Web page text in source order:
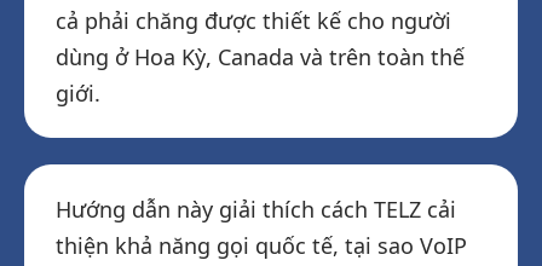
cả phải chăng được thiết kế cho người
dùng ở Hoa Kỳ, Canada và trên toàn thế
giới.
Hướng dẫn này giải thích cách TELZ cải
thiện khả năng gọi quốc tế, tại sao VoIP